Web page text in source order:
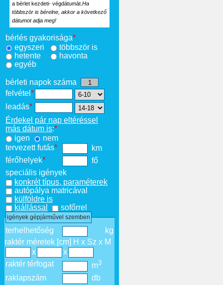
a bérlet kezdeti- végdátumát. Ha
többször is bérelne, akkor a következő
dátumot adja meg!
bérlés gyakorisága*
egyszeri
többször is
hetente
havonta
egyéb
bérleti napok száma
felvétel *
leadás*
Érdekel pár nap eltéréssel
más dátum is:*
igen
nem
tervezett futás*
km
férőhelyek*
fő
speciális igények
konkrét típus, paraméterek
autópálya matricával
külföldre is
kiállással
sofőrrel
igények gépjárművel szemben
terhelhetőség
kg
raktér méretek [cm] H x Sz x M
x
x
raktér térfogat
m3
raklapszám
db